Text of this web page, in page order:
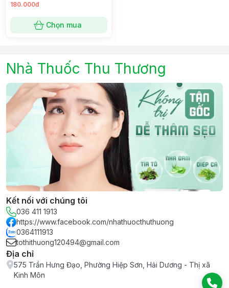
180.000đ
Chọn mua
Nhà Thuốc Thu Thương
Kết nối với chúng tôi
036 411 1913
https://www.facebook.com/nhathuocthuthuong
0364111913
tothithuong120494@gmail.com
Địa chỉ
575 Trần Hưng Đạo, Phường Hiệp Sơn, Hải Dương - Thị xã
Kinh Môn